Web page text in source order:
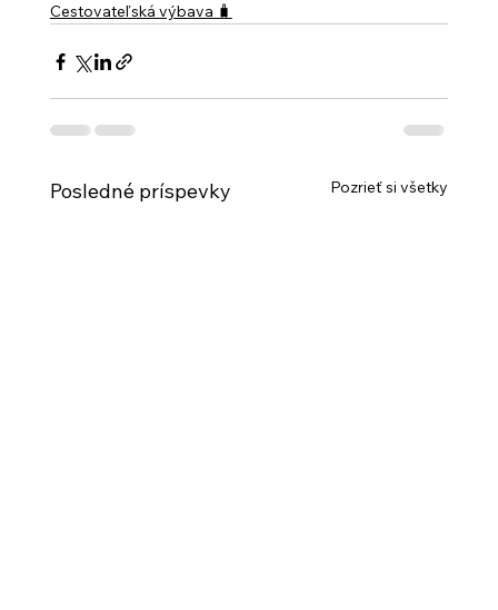
Cestovateľská výbava 🧳
Posledné príspevky Pozrieť si všetky